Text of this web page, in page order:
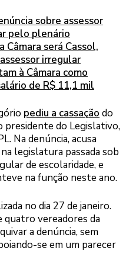
sobre assessor
pelo plenário
será Cassol,
irregular
à Câmara como
de R$ 11,1 mil
pediu a cassação do
presidente do Legislativo,
Na denúncia, acusa
legislatura passada sob
de escolaridade, e
na função neste ano.
no dia 27 de janeiro.
quatro vereadores da
a denúncia, sem
se em um parecer